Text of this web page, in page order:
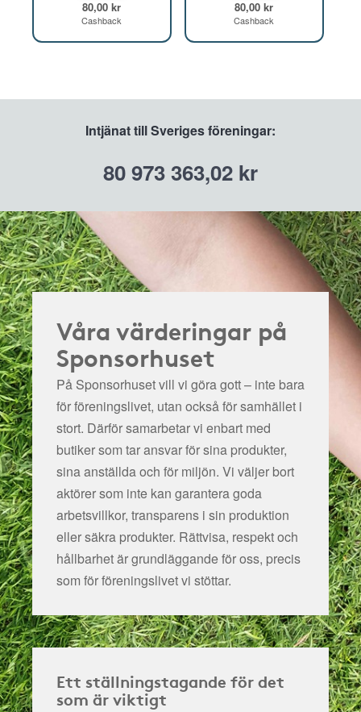
80,00 kr
Cashback
80,00 kr
Cashback
Intjänat till Sveriges föreningar:
80 973 363,02 kr
Våra värderingar på
Sponsorhuset
På Sponsorhuset vill vi göra gott – inte bara
för föreningslivet, utan också för samhället i
stort. Därför samarbetar vi enbart med
butiker som tar ansvar för sina produkter,
sina anställda och för miljön. Vi väljer bort
aktörer som inte kan garantera goda
arbetsvillkor, transparens i sin produktion
eller säkra produkter. Rättvisa, respekt och
hållbarhet är grundläggande för oss, precis
som för föreningslivet vi stöttar.
Ett ställningstagande för det
som är viktigt